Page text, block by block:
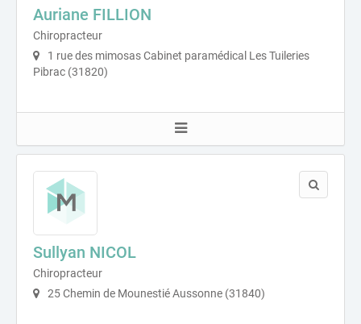
Auriane FILLION
Chiropracteur
1 rue des mimosas Cabinet paramédical Les Tuileries
Pibrac (31820)
Sullyan NICOL
Chiropracteur
25 Chemin de Mounestié Aussonne (31840)